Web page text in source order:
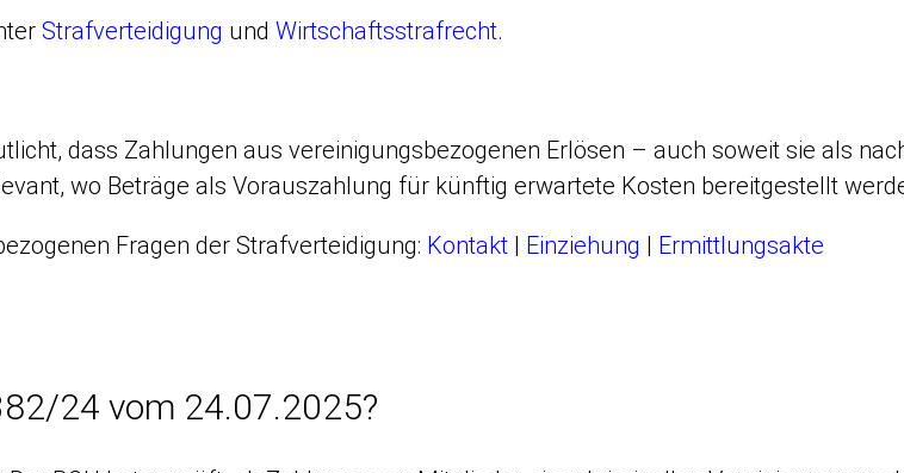
Strafverteidigung und Wirtschaftsstrafrecht.
dass Zahlungen aus vereinigungsbezogenen Erlösen – auch soweit sie als
wo Beträge als Vorauszahlung für künftig erwartete Kosten bereitgestellt
Fragen der Strafverteidigung: Kontakt | Einziehung | Ermittlungsakte
24 vom 24.07.2025?